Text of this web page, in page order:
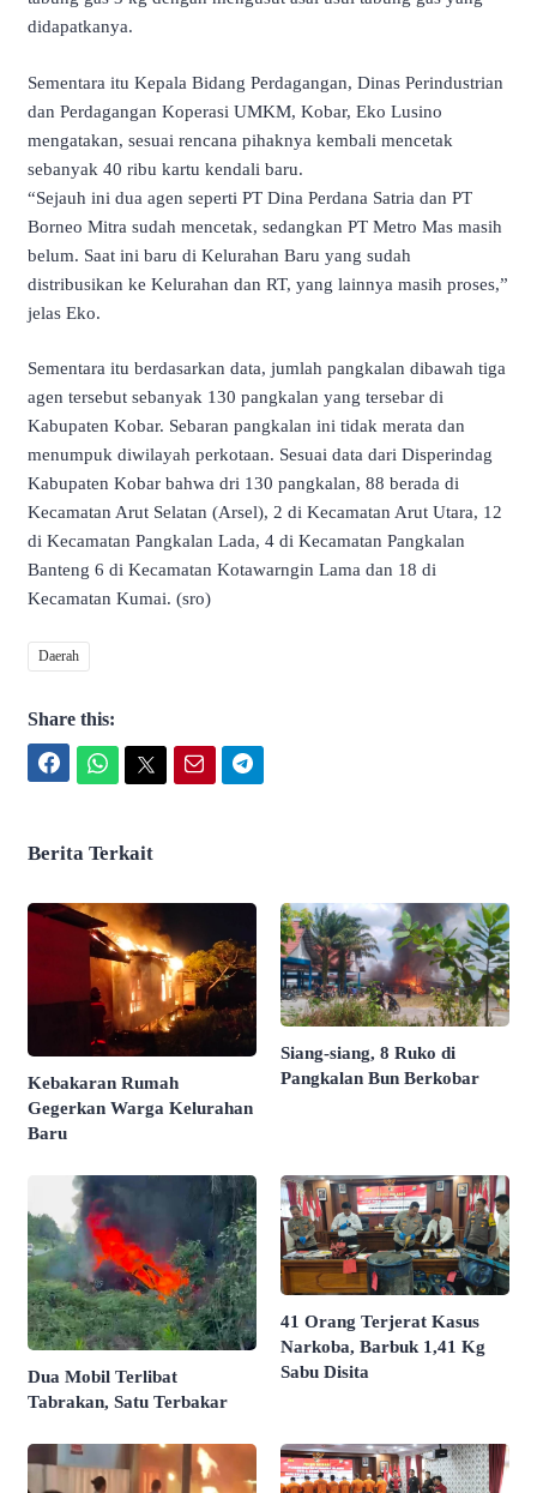
didapatkanya.
Sementara itu Kepala Bidang Perdagangan, Dinas Perindustrian
dan Perdagangan Koperasi UMKM, Kobar, Eko Lusino
mengatakan, sesuai rencana pihaknya kembali mencetak
sebanyak 40 ribu kartu kendali baru.
“Sejauh ini dua agen seperti PT Dina Perdana Satria dan PT
Borneo Mitra sudah mencetak, sedangkan PT Metro Mas masih
belum. Saat ini baru di Kelurahan Baru yang sudah
distribusikan ke Kelurahan dan RT, yang lainnya masih proses,”
jelas Eko.
Sementara itu berdasarkan data, jumlah pangkalan dibawah tiga
agen tersebut sebanyak 130 pangkalan yang tersebar di
Kabupaten Kobar. Sebaran pangkalan ini tidak merata dan
menumpuk diwilayah perkotaan. Sesuai data dari Disperindag
Kabupaten Kobar bahwa dri 130 pangkalan, 88 berada di
Kecamatan Arut Selatan (Arsel), 2 di Kecamatan Arut Utara, 12
di Kecamatan Pangkalan Lada, 4 di Kecamatan Pangkalan
Banteng 6 di Kecamatan Kotawarngin Lama dan 18 di
Kecamatan Kumai. (sro)
Daerah
Share this:
Berita Terkait
Kebakaran Rumah
Gegerkan Warga Kelurahan
Baru
Siang-siang, 8 Ruko di
Pangkalan Bun Berkobar
Dua Mobil Terlibat
Tabrakan, Satu Terbakar
41 Orang Terjerat Kasus
Narkoba, Barbuk 1,41 Kg
Sabu Disita